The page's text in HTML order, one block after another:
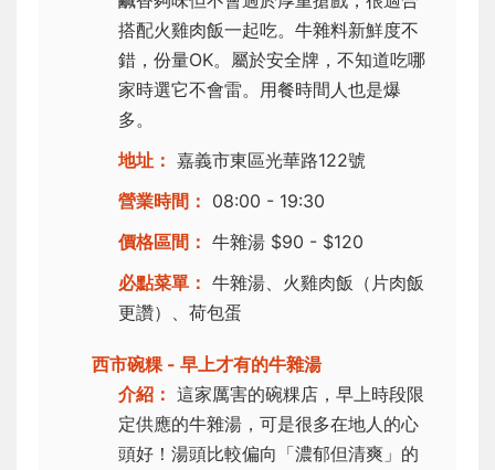
搭配火雞肉飯一起吃。牛雜料新鮮度不
錯，份量OK。屬於安全牌，不知道吃哪
家時選它不會雷。用餐時間人也是爆
多。
地址： 嘉義市東區光華路122號
營業時間： 08:00 - 19:30
價格區間： 牛雜湯 $90 - $120
必點菜單： 牛雜湯、火雞肉飯（片肉飯
更讚）、荷包蛋
西市碗粿 - 早上才有的牛雜湯
介紹： 這家厲害的碗粿店，早上時段限
定供應的牛雜湯，可是很多在地人的心
頭好！湯頭比較偏向「濃郁但清爽」的